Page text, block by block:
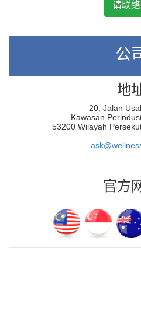
公
地
20, Jalan
Kawasan
53200 Wilayah
官方